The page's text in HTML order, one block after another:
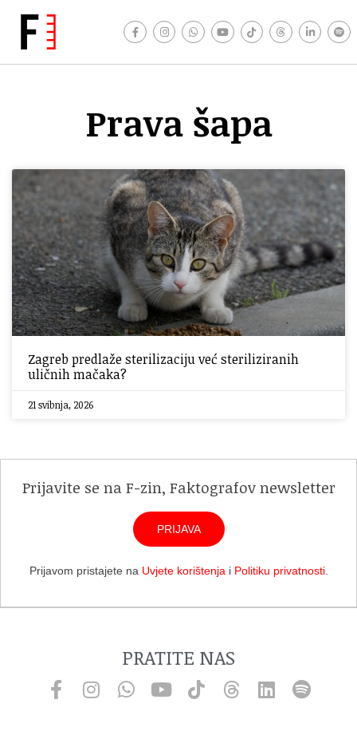
Prava šapa
Zagreb predlaže sterilizaciju već steriliziranih
uličnih mačaka?
21 svibnja, 2026
Prijavite se na F-zin, Faktografov newsletter
PRIJAVA
Prijavom pristajete na Uvjete korištenja i Politiku privatnosti.
PRATITE NAS